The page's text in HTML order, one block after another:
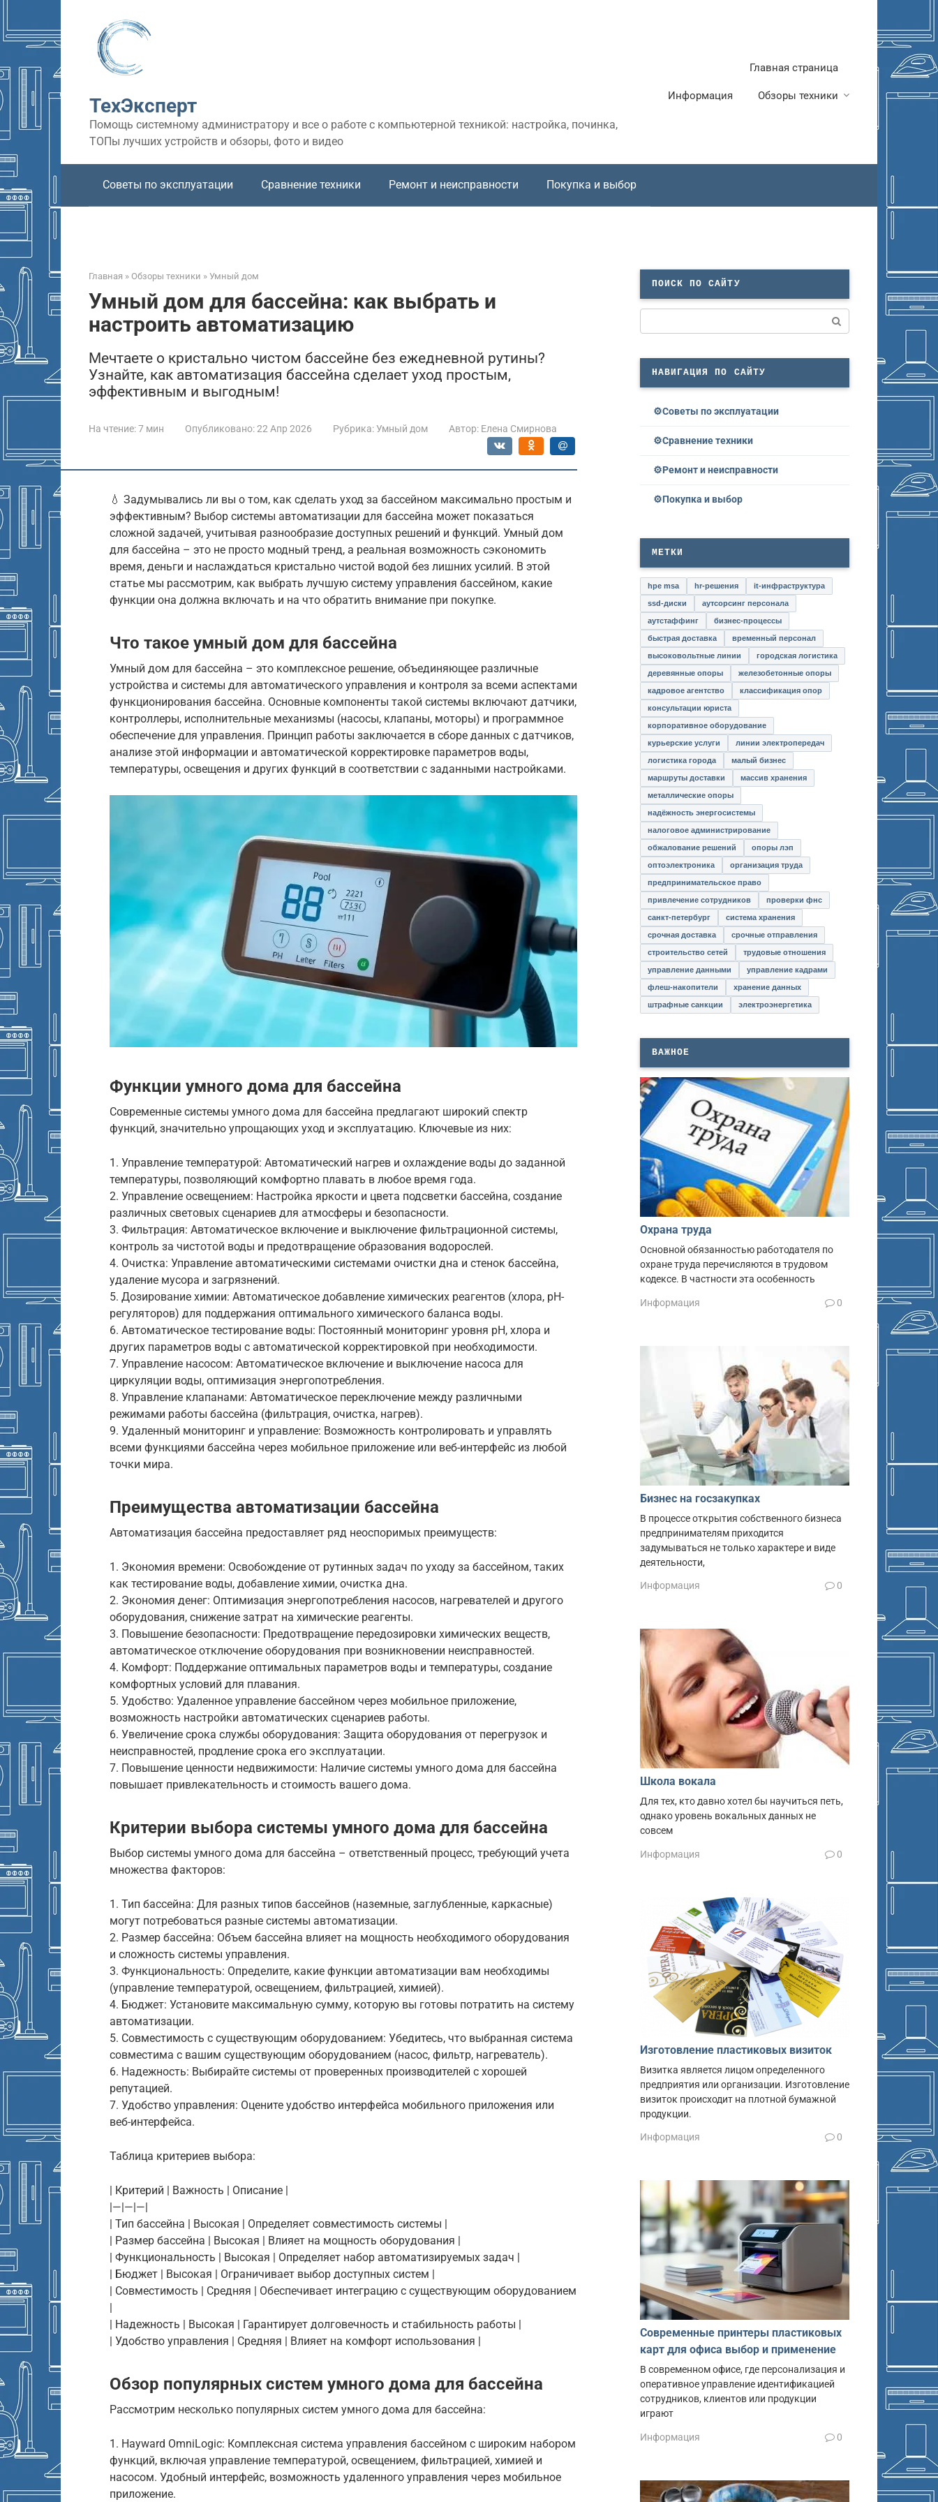
контенту
ТехЭксперт
Помощь системному администратору и все о работе с компьютерной техникой: настройка, починка,
ТОПы лучших устройств и обзоры, фото и видео
Главная страница
Информация Обзоры техники
Советы по эксплуатации Сравнение техники Ремонт и неисправности Покупка и выбор
Главная » Обзоры техники » Умный дом
Умный дом для бассейна: как выбрать и
настроить автоматизацию
Мечтаете о кристально чистом бассейне без ежедневной рутины?
Узнайте, как автоматизация бассейна сделает уход простым,
эффективным и выгодным!
На чтение:7 мин Опубликовано:22 Апр 2026 Рубрика:Умный дом Автор: Елена Смирнова
💧 Задумывались ли вы о том, как сделать уход за бассейном максимально простым и
эффективным? Выбор системы автоматизации для бассейна может показаться
сложной задачей, учитывая разнообразие доступных решений и функций. Умный дом
для бассейна – это не просто модный тренд, а реальная возможность сэкономить
время, деньги и наслаждаться кристально чистой водой без лишних усилий. В этой
статье мы рассмотрим, как выбрать лучшую систему управления бассейном, какие
функции она должна включать и на что обратить внимание при покупке.
Что такое умный дом для бассейна
Умный дом для бассейна – это комплексное решение, объединяющее различные
устройства и системы для автоматического управления и контроля за всеми аспектами
функционирования бассейна. Основные компоненты такой системы включают датчики,
контроллеры, исполнительные механизмы (насосы, клапаны, моторы) и программное
обеспечение для управления. Принцип работы заключается в сборе данных с датчиков,
анализе этой информации и автоматической корректировке параметров воды,
температуры, освещения и других функций в соответствии с заданными настройками.
Функции умного дома для бассейна
Современные системы умного дома для бассейна предлагают широкий спектр
функций, значительно упрощающих уход и эксплуатацию. Ключевые из них:
1. Управление температурой: Автоматический нагрев и охлаждение воды до заданной
температуры, позволяющий комфортно плавать в любое время года.
2. Управление освещением: Настройка яркости и цвета подсветки бассейна, создание
различных световых сценариев для атмосферы и безопасности.
3. Фильтрация: Автоматическое включение и выключение фильтрационной системы,
контроль за чистотой воды и предотвращение образования водорослей.
4. Очистка: Управление автоматическими системами очистки дна и стенок бассейна,
удаление мусора и загрязнений.
5. Дозирование химии: Автоматическое добавление химических реагентов (хлора, pH-
регуляторов) для поддержания оптимального химического баланса воды.
6. Автоматическое тестирование воды: Постоянный мониторинг уровня pH, хлора и
других параметров воды с автоматической корректировкой при необходимости.
7. Управление насосом: Автоматическое включение и выключение насоса для
циркуляции воды, оптимизация энергопотребления.
8. Управление клапанами: Автоматическое переключение между различными
режимами работы бассейна (фильтрация, очистка, нагрев).
9. Удаленный мониторинг и управление: Возможность контролировать и управлять
всеми функциями бассейна через мобильное приложение или веб-интерфейс из любой
точки мира.
Преимущества автоматизации бассейна
Автоматизация бассейна предоставляет ряд неоспоримых преимуществ:
1. Экономия времени: Освобождение от рутинных задач по уходу за бассейном, таких
как тестирование воды, добавление химии, очистка дна.
2. Экономия денег: Оптимизация энергопотребления насосов, нагревателей и другого
оборудования, снижение затрат на химические реагенты.
3. Повышение безопасности: Предотвращение передозировки химических веществ,
автоматическое отключение оборудования при возникновении неисправностей.
4. Комфорт: Поддержание оптимальных параметров воды и температуры, создание
комфортных условий для плавания.
5. Удобство: Удаленное управление бассейном через мобильное приложение,
возможность настройки автоматических сценариев работы.
6. Увеличение срока службы оборудования: Защита оборудования от перегрузок и
неисправностей, продление срока его эксплуатации.
7. Повышение ценности недвижимости: Наличие системы умного дома для бассейна
повышает привлекательность и стоимость вашего дома.
Критерии выбора системы умного дома для бассейна
Выбор системы умного дома для бассейна – ответственный процесс, требующий учета
множества факторов:
1. Тип бассейна: Для разных типов бассейнов (наземные, заглубленные, каркасные)
могут потребоваться разные системы автоматизации.
2. Размер бассейна: Объем бассейна влияет на мощность необходимого оборудования
и сложность системы управления.
3. Функциональность: Определите, какие функции автоматизации вам необходимы
(управление температурой, освещением, фильтрацией, химией).
4. Бюджет: Установите максимальную сумму, которую вы готовы потратить на систему
автоматизации.
5. Совместимость с существующим оборудованием: Убедитесь, что выбранная система
совместима с вашим существующим оборудованием (насос, фильтр, нагреватель).
6. Надежность: Выбирайте системы от проверенных производителей с хорошей
репутацией.
7. Удобство управления: Оцените удобство интерфейса мобильного приложения или
веб-интерфейса.
Таблица критериев выбора:
| Критерий | Важность | Описание |
|—|—|—|
| Тип бассейна | Высокая | Определяет совместимость системы |
| Размер бассейна | Высокая | Влияет на мощность оборудования |
| Функциональность | Высокая | Определяет набор автоматизируемых задач |
| Бюджет | Высокая | Ограничивает выбор доступных систем |
| Совместимость | Средняя | Обеспечивает интеграцию с существующим оборудованием
|
| Надежность | Высокая | Гарантирует долговечность и стабильность работы |
| Удобство управления | Средняя | Влияет на комфорт использования |
Обзор популярных систем умного дома для бассейна
Рассмотрим несколько популярных систем умного дома для бассейна:
1. Hayward OmniLogic: Комплексная система управления бассейном с широким набором
функций, включая управление температурой, освещением, фильтрацией, химией и
насосом. Удобный интерфейс, возможность удаленного управления через мобильное
приложение.
ПОИСК ПО САЙТУ
НАВИГАЦИЯ ПО САЙТУ
Советы по эксплуатации
Сравнение техники
Ремонт и неисправности
Покупка и выбор
МЕТКИ
hpe msa hr-решения it-инфраструктура
ssd-диски аутсорсинг персонала
аутстаффинг бизнес-процессы
быстрая доставка временный персонал
высоковольтные линии городская логистика
деревянные опоры железобетонные опоры
кадровое агентство классификация опор
консультации юриста
корпоративное оборудование
курьерские услуги линии электропередач
логистика города малый бизнес
маршруты доставки массив хранения
металлические опоры
надёжность энергосистемы
налоговое администрирование
обжалование решений опоры лэп
оптоэлектроника организация труда
предпринимательское право
привлечение сотрудников проверки фнс
санкт-петербург система хранения
срочная доставка срочные отправления
строительство сетей трудовые отношения
управление данными управление кадрами
флеш-накопители хранение данных
штрафные санкции электроэнергетика
ВАЖНОЕ
Охрана труда
Основной обязанностью работодателя по
охране труда перечисляются в трудовом
кодексе. В частности эта особенность
Информация 0
Бизнес на госзакупках
В процессе открытия собственного бизнеса
предпринимателям приходится
задумываться не только характере и виде
деятельности,
Информация 0
Школа вокала
Для тех, кто давно хотел бы научиться петь,
однако уровень вокальных данных не
совсем
Информация 0
Изготовление пластиковых визиток
Визитка является лицом определенного
предприятия или организации. Изготовление
визиток происходит на плотной бумажной
продукции.
Информация 0
Современные принтеры пластиковых
карт для офиса выбор и применение
В современном офисе, где персонализация и
оперативное управление идентификацией
сотрудников, клиентов или продукции
играют
Информация 0